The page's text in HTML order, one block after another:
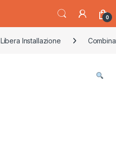
0
Libera Installazione